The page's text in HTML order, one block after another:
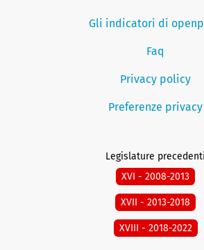
Gli indicatori di
Faq
Privacy policy
Preferenze privacy
Legislature precedenti
XVI - 2008-2013
XVII - 2013-2018
XVIII - 2018-2022